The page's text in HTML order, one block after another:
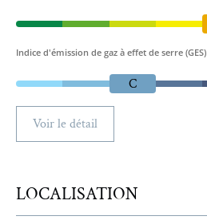
Indice d'émission de gaz à effet de serre (GES)
C
Voir le détail
LOCALISATION